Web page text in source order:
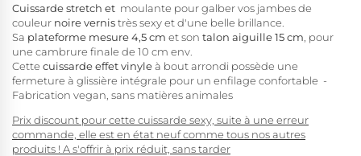
Cuissarde stretch et moulante pour galber vos jambes de
couleur noire vernistrès sexy et d'une belle brillance.
Sa plateforme mesure 4,5 cm et son talon aiguille 15 cm , pour
une cambrure finale de 10 cm env.
Cette cuissarde effet vinyleà bout arrondi possède une
fermeture à glissière intégrale pour un enfilage confortable -
Fabrication vegan, sans matières animales
Prix discount pour cette cuissarde sexy, suite à une erreur
commande, elle est en état neuf comme tous nos autres
produits ! A s'offrir à prix réduit, sans tarder